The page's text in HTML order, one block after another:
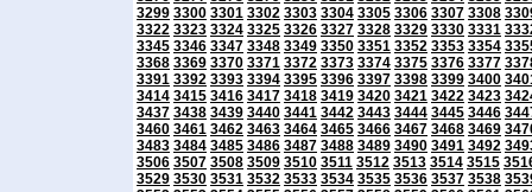
3299 3300 3301 3302 3303 3304 3305 3306 3307 3308
3322 3323 3324 3325 3326 3327 3328 3329 3330 3331
3345 3346 3347 3348 3349 3350 3351 3352 3353 3354
3368 3369 3370 3371 3372 3373 3374 3375 3376 3377
3391 3392 3393 3394 3395 3396 3397 3398 3399 3400
3414 3415 3416 3417 3418 3419 3420 3421 3422 3423
3437 3438 3439 3440 3441 3442 3443 3444 3445 3446
3460 3461 3462 3463 3464 3465 3466 3467 3468 3469
3483 3484 3485 3486 3487 3488 3489 3490 3491 3492
3506 3507 3508 3509 3510 3511 3512 3513 3514 3515
3529 3530 3531 3532 3533 3534 3535 3536 3537 3538